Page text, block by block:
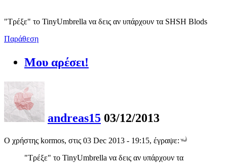
"Τρέξε" το TinyUmbrella να δεις αν υπάρχουν τα SHSH Blods
Παράθεση
Μου αρέσει!
andreas15 03/12/2013
Ο χρήστης kormos, στις 03 Dec 2013 - 19:15, έγραψε:
"Τρέξε" το TinyUmbrella να δεις αν υπάρχουν τα